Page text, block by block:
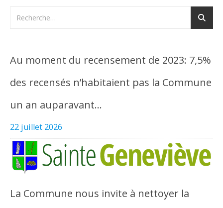
Au moment du recensement de 2023: 7,5%
des recensés n’habitaient pas la Commune
un an auparavant…
22 juillet 2026
La Commune nous invite à nettoyer la